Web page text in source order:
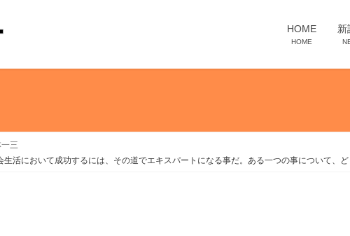
HOME
HOME
新
三
活において成功するには、その道でエキスパートになる事だ。ある一つの事について、